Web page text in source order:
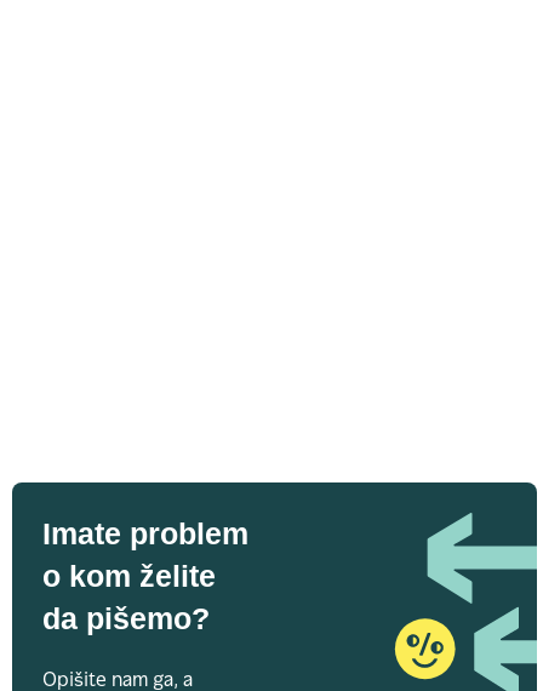
Imate problem
o kom želite
da pišemo?
Opišite nam ga, a